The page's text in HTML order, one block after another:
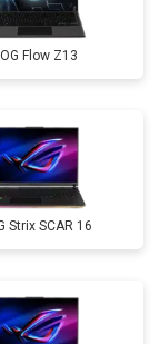
Flow Z13
Strix SCAR 16